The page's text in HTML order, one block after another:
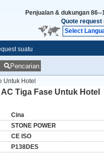
Penjualan & dukungan 86--
Quote request
Select
suatu
Pencarian
Untuk Hotel
Tiga Fase Untuk Hotel
Cina
STONE POWER
CE ISO
P138DES